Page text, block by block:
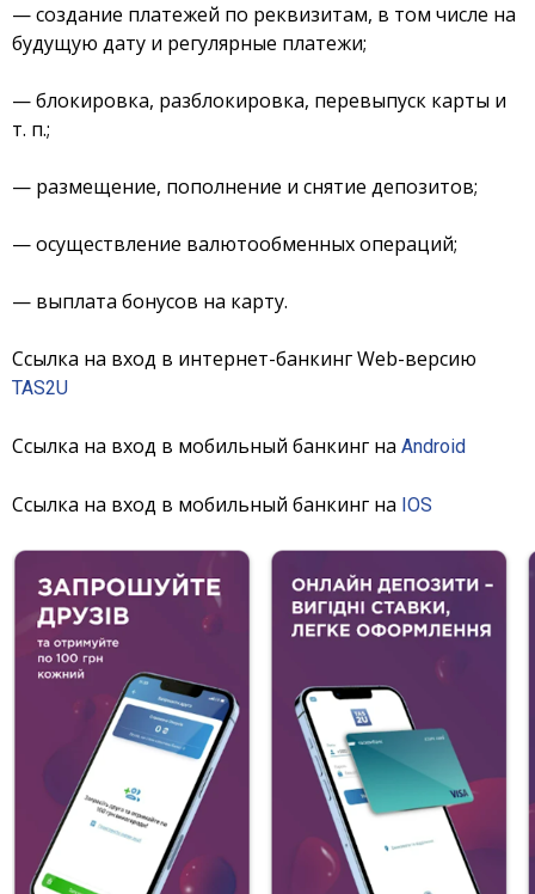
— создание платежей по реквизитам, в том числе на
будущую дату и регулярные платежи;
— блокировка, разблокировка, перевыпуск карты и
т. п.;
— размещение, пополнение и снятие депозитов;
— осуществление валютообменных операций;
— выплата бонусов на карту.
Ссылка на вход в интернет-банкинг Web-версию
TAS2U
Ссылка на вход в мобильный банкинг на Android
Ссылка на вход в мобильный банкинг на IOS